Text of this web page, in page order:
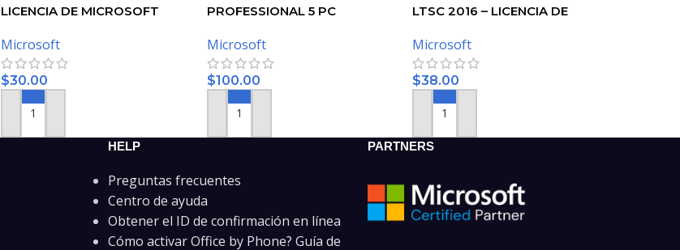
LICENCIA DE MICROSOFT
Microsoft
$30.00
AÑADIR AL CARRITO
PROFESSIONAL 5 PC
Microsoft
$100.00
AÑADIR AL CARRITO
LTSC 2016 – LICENCIA DE
Microsoft
$38.00
AÑADIR AL CARRITO
HELP
Preguntas frecuentes
Centro de ayuda
Obtener el ID de confirmación en línea
Cómo activar Office by Phone? Guía de
PARTNERS